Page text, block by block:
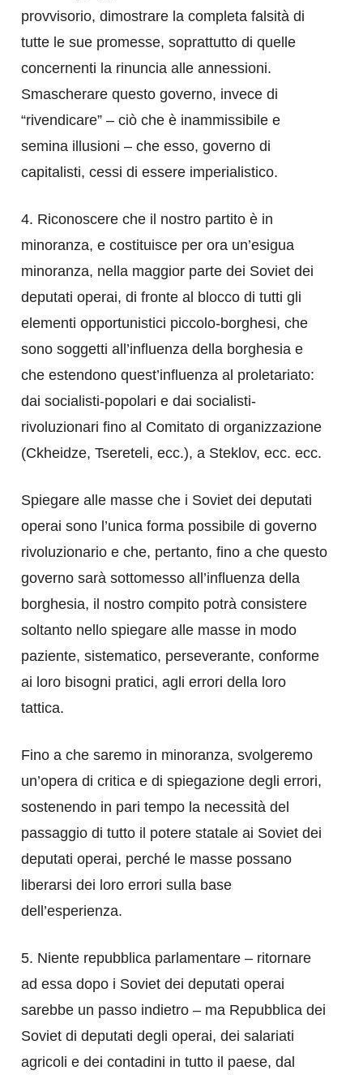
provvisorio, dimostrare la completa falsità di
tutte le sue promesse, soprattutto di quelle
concernenti la rinuncia alle annessioni.
Smascherare questo governo, invece di
“rivendicare” – ciò che è inammissibile e
semina illusioni – che esso, governo di
capitalisti, cessi di essere imperialistico.
4. Riconoscere che il nostro partito è in
minoranza, e costituisce per ora un’esigua
minoranza, nella maggior parte dei Soviet dei
deputati operai, di fronte al blocco di tutti gli
elementi opportunistici piccolo-borghesi, che
sono soggetti all’influenza della borghesia e
che estendono quest’influenza al proletariato:
dai socialisti-popolari e dai socialisti-
rivoluzionari fino al Comitato di organizzazione
(Ckheidze, Tsereteli, ecc.), a Steklov, ecc. ecc.
Spiegare alle masse che i Soviet dei deputati
operai sono l’unica forma possibile di governo
rivoluzionario e che, pertanto, fino a che questo
governo sarà sottomesso all’influenza della
borghesia, il nostro compito potrà consistere
soltanto nello spiegare alle masse in modo
paziente, sistematico, perseverante, conforme
ai loro bisogni pratici, agli errori della loro
tattica.
Fino a che saremo in minoranza, svolgeremo
un’opera di critica e di spiegazione degli errori,
sostenendo in pari tempo la necessità del
passaggio di tutto il potere statale ai Soviet dei
deputati operai, perché le masse possano
liberarsi dei loro errori sulla base
dell’esperienza.
5. Niente repubblica parlamentare – ritornare
ad essa dopo i Soviet dei deputati operai
sarebbe un passo indietro – ma Repubblica dei
Soviet di deputati degli operai, dei salariati
agricoli e dei contadini in tutto il paese, dal